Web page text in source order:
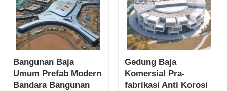
Bangunan Baja
Umum Prefab Modern
Bandara Bangunan
Gedung Baja
Komersial Pra-
fabrikasi Anti Korosi